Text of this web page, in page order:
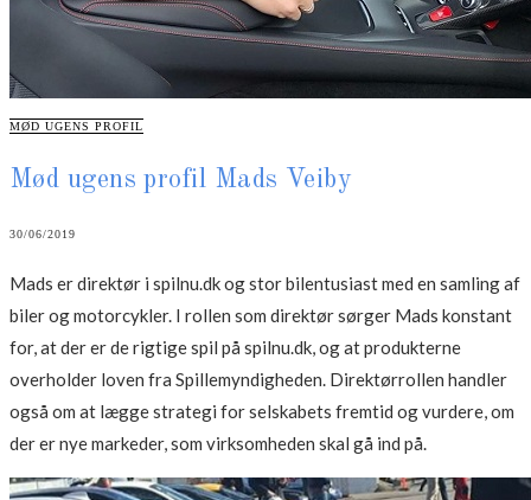
CATEGORIES
MØD UGENS PROFIL
Mød ugens profil Mads Veiby
30/06/2019
Mads er direktør i spilnu.dk og stor bilentusiast med en samling af
biler og motorcykler. I rollen som direktør sørger Mads konstant
for, at der er de rigtige spil på spilnu.dk, og at produkterne
overholder loven fra Spillemyndigheden. Direktørrollen handler
også om at lægge strategi for selskabets fremtid og vurdere, om
der er nye markeder, som virksomheden skal gå ind på.